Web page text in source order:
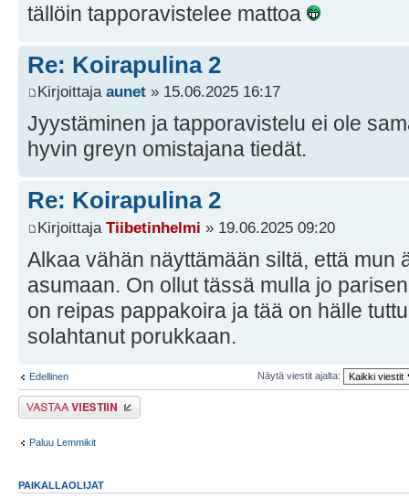
tällöin tapporavistelee mattoa
Re: Koirapulina 2
Kirjoittaja aunet » 15.06.2025 16:17
Jyystäminen ja tapporavistelu ei ole
hyvin greyn omistajana tiedät.
Re: Koirapulina 2
Kirjoittaja Tiibetinhelmi » 19.06.2025 09:20
Alkaa vähän näyttämään siltä, että mun
asumaan. On ollut tässä mulla jo
on reipas pappakoira ja tää on hälle
solahtanut porukkaan.
Edellinen Näytä viestit ajalta:
Lähetä vastaus
Paluu Lemmikit
PAIKALLAOLIJAT